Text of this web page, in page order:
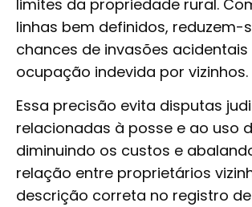
limites da propriedade rural.
linhas bem definidos, reduzem-
chances de invasões acidentais
ocupação indevida por vizinhos.
Essa precisão evita disputas
relacionadas à posse e ao uso
diminuindo os custos e
relação entre proprietários
descrição correta no registro